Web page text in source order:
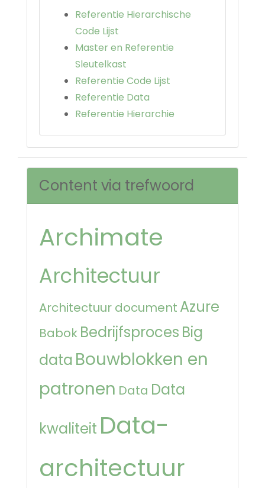
Referentie Hierarchische
Code Lijst
Master en Referentie
Sleutelkast
Referentie Code Lijst
Referentie Data
Referentie Hierarchie
Content via trefwoord
Archimate
Architectuur
Architectuur document Azure
Babok Bedrijfsproces Big
data Bouwblokken en
patronen Data Data
kwaliteit Data-
architectuur